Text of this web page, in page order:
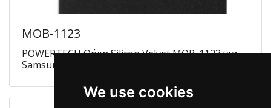
MOB-1123
POWERTECH Θήκη Silicon Velvet MOB-1123 για
Samsung A6 2018, μαύρη
We use cookies